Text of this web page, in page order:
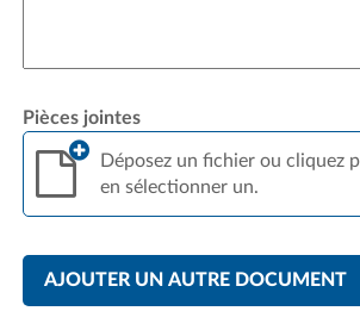
Pièces jointes
Déposez un fichier ou cliquez
en sélectionner un.
AJOUTER UN AUTRE DOCUMENT